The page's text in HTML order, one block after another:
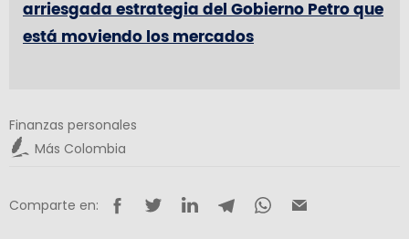
arriesgada estrategia del Gobierno Petro que
está moviendo los mercados
Finanzas personales
Más Colombia
Comparte en: